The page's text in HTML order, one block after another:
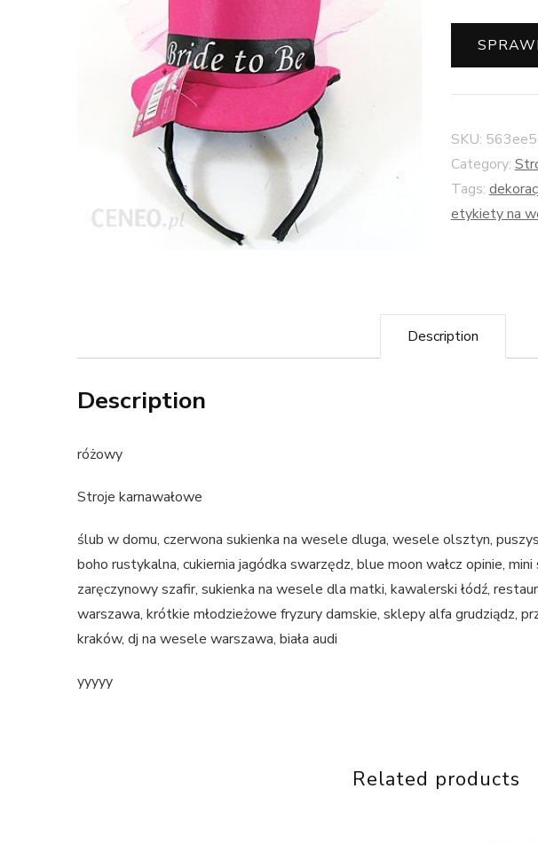
SKU:
Category:
Tags:
etykiety na
Description
Description
różowy
Stroje karnawałowe
ślub w domu, czerwona sukienka na wesele dluga, wesele olsztyn,
boho rustykalna, cukiernia jagódka swarzędz, blue moon wałcz opinie,
zaręczynowy szafir, sukienka na wesele dla matki, kawalerski łódź,
warszawa, krótkie młodzieżowe fryzury damskie, sklepy alfa grudziądz,
kraków, dj na wesele warszawa, biała audi
yyyyy
Related products